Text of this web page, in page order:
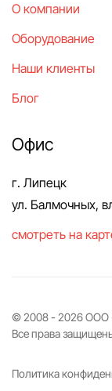
О компании
Оборудование
Наши клиенты
Блог
Офис
г. Липецк
ул. Балмочных,
смотреть на
© 2008 - 2026ООО
Все права
Политика